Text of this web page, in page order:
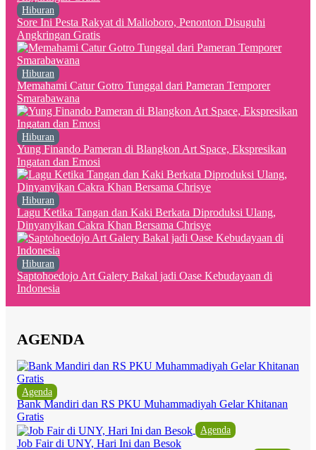
Hiburan
Sore Ini Pesta Rakyat di Malioboro, Penonton Disuguhi
Angkringan Gratis
Hiburan
Memahami Catur Gotro Tunggal dari Pameran Temporer
Smarabawana
Hiburan
Yung Finando Pameran di Blangkon Art Space, Ekspresikan
Ingatan dan Emosi
Hiburan
Lagu Ketika Tangan dan Kaki Berkata Diproduksi Ulang,
Dinyanyikan Cakra Khan Bersama Chrisye
Hiburan
Saptohoedojo Art Galery Bakal jadi Oase Kebudayaan di
Indonesia
AGENDA
Agenda
Bank Mandiri dan RS PKU Muhammadiyah Gelar Khitanan
Gratis
Agenda
Job Fair di UNY, Hari Ini dan Besok